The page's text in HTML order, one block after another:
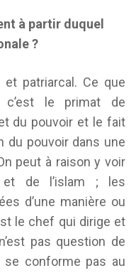
à partir duquel
?
et patriarcal. Ce que
c’est le primat de
du pouvoir et le fait
du pouvoir dans une
peut à raison y voir
et de l’islam ; les
d’une manière ou
le chef qui dirige et
pas question de
se conforme pas au